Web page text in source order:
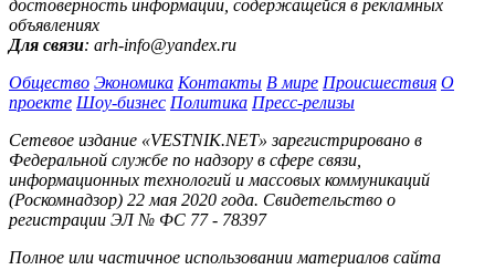
достоверность информации, содержащейся в рекламных
объявлениях
Для связи: arh-info@yandex.ru
Общество Экономика Контакты В мире Происшествия О
проекте Шоу-бизнес Политика Пресс-релизы
Сетевое издание «VESTNIK.NET» зарегистрировано в
Федеральной службе по надзору в сфере связи,
информационных технологий и массовых коммуникаций
(Роскомнадзор) 22 мая 2020 года. Свидетельство о
регистрации ЭЛ № ФС 77 - 78397
Полное или частичное использовании материалов сайта